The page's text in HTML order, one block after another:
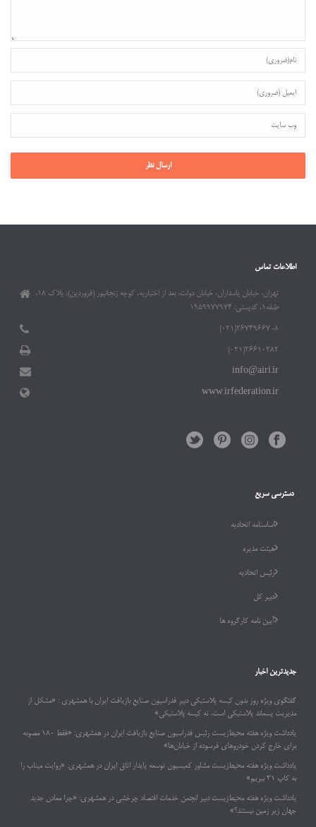
اطلاعات تماس
تهران، خیابان پاسداران، خیابان دولت، بعد از اختیاریه، کوچه زنجانپور (فروردین)، پلاک ۱۸،
طبقه۱، کدپستی: ۱۹۵۹۹۷۷۹۷۴
۲۶۷۴۹۶۶۷-۸(۰۲۱)
۲۶۶۱۰۲۸۲(۰۲۱)
info@airi.ir
www.irfederation.ir
دسترسی سریع
اساسنامه اتحادیه
هیئت مدیره
رئیس اتحادیه
دبیر کل
آیین نامه کارگروه ها
جدیدترین اخبار
گفتگوی ویژه روز بدون کیسه پلاستیکی دبیر فدراسیون صنایع بازیافت ایران با همشهری : «مشکل از
مدیریت پسماند پلاستیکی است، نه کیسه پلاستیکی»
یادداشت ویژه هفته محیط‌زیست رئیس فدراسیون صنایع بازیافت ایران در همشهری: «فقط ۱۸۰ مصوبه
برای خارج کردن خودروهای فرسوده از خیابان‌ها»
یادداشت ویژه هفته محیط‌زیست مشاور کمیسیون توسعه پایدار اتاق ایران در همشهری: «روایت میناب را
به کاپ ۳۱ ببریم»
یادداشت ویژه هفته محیط‌زیست دبیر انجمن خدمات اقتصاد چرخشی در همشهری: «چرا معادن جدید
جهان زیر زمین نیستند؟»